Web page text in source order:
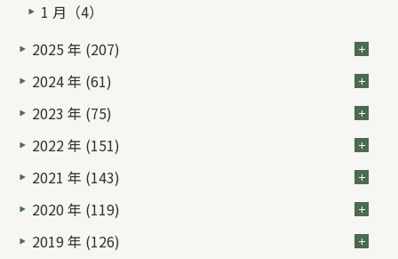
1 月（4）
2025 年 (207)
2024 年 (61)
2023 年 (75)
2022 年 (151)
2021 年 (143)
2020 年 (119)
2019 年 (126)